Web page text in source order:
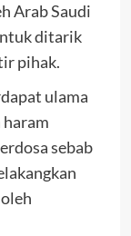
Arab Saudi
ditarik
pihak.
ulama
haram
sebab